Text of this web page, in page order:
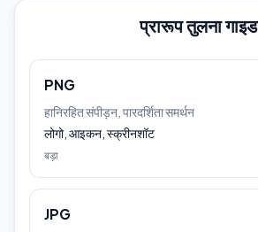
प्रारूप तुलना गाइड
PNG
हानिरहित संपीड़न, पारदर्शिता समर्थन
लोगो, आइकन, स्क्रीनशॉट
बड़ा
JPG